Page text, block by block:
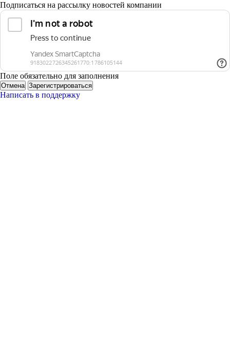
Подписаться на рассылку новостей компании
Поле обязательно для заполнения
Отмена Зарегистрироваться
Написать в поддержку